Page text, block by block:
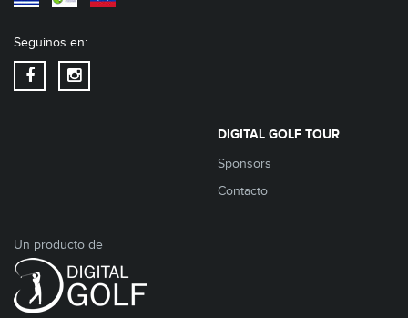
Seguinos en:
DIGITAL GOLF TOUR
Sponsors
Contacto
Un producto de